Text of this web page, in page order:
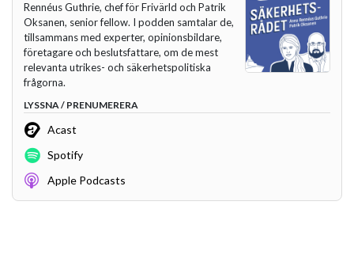
Rennéus Guthrie, chef för Frivärld och Patrik
Oksanen, senior fellow. I podden samtalar de,
tillsammans med experter, opinionsbildare,
företagare och beslutsfattare, om de mest
relevanta utrikes- och säkerhetspolitiska
frågorna.
LYSSNA / PRENUMERERA
Acast
Spotify
Apple Podcasts